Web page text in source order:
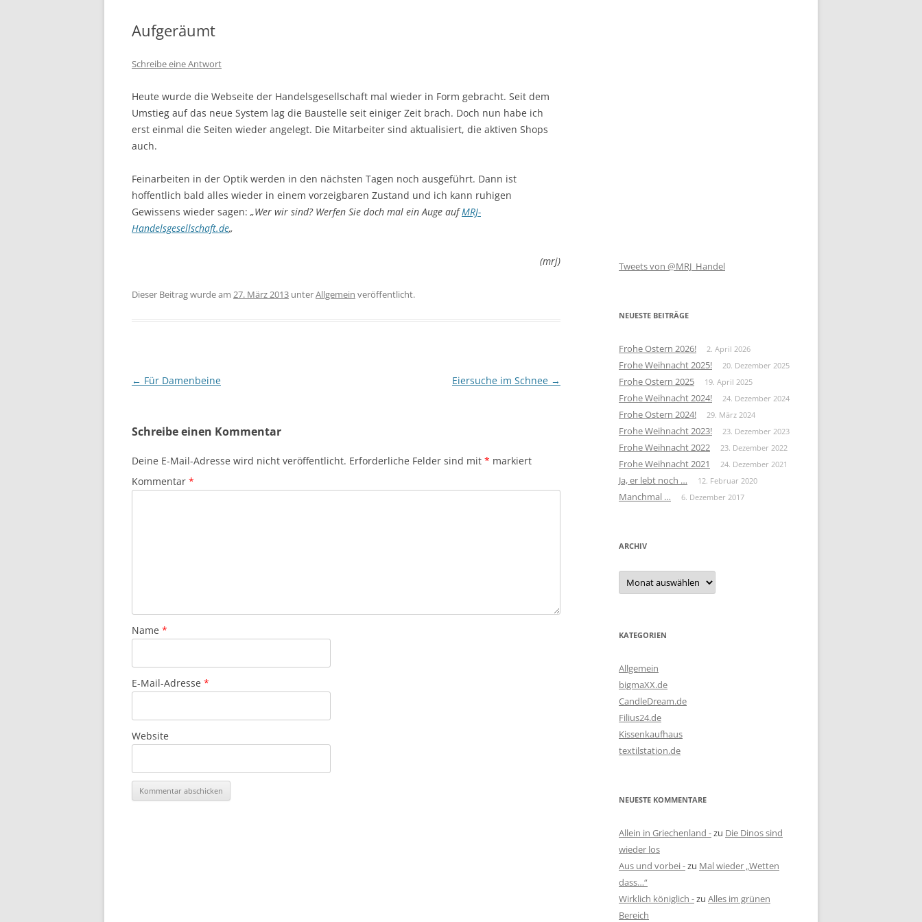
Aufgeräumt
Schreibe eine Antwort
Heute wurde die Webseite der Handelsgesellschaft mal wieder in Form gebracht. Seit dem
Umstieg auf das neue System lag die Baustelle seit einiger Zeit brach. Doch nun habe ich
erst einmal die Seiten wieder angelegt. Die Mitarbeiter sind aktualisiert, die aktiven Shops
auch.
Feinarbeiten in der Optik werden in den nächsten Tagen noch ausgeführt. Dann ist
hoffentlich bald alles wieder in einem vorzeigbaren Zustand und ich kann ruhigen
Gewissens wieder sagen: „Wer wir sind? Werfen Sie doch mal ein Auge aufMRJ-
Handelsgesellschaft.de„
(mrj)
Dieser Beitrag wurde am 27. März 2013 unterAllgemein veröffentlicht.
Beitragsnavigation
← Für Damenbeine Eiersuche im Schnee →
Schreibe einen Kommentar
Deine E-Mail-Adresse wird nicht veröffentlicht. Erforderliche Felder sind mit * markiert
Kommentar *
Name *
E-Mail-Adresse *
Website
Tweets von @MRJ_Handel
NEUESTE BEITRÄGE
Frohe Ostern 2026! 2. April 2026
Frohe Weihnacht 2025! 20. Dezember 2025
Frohe Ostern 2025 19. April 2025
Frohe Weihnacht 2024! 24. Dezember 2024
Frohe Ostern 2024! 29. März 2024
Frohe Weihnacht 2023! 23. Dezember 2023
Frohe Weihnacht 2022 23. Dezember 2022
Frohe Weihnacht 2021 24. Dezember 2021
Ja, er lebt noch … 12. Februar 2020
Manchmal … 6. Dezember 2017
ARCHIV
Archiv
KATEGORIEN
Allgemein
bigmaXX.de
CandleDream.de
Filius24.de
Kissenkaufhaus
textilstation.de
NEUESTE KOMMENTARE
Allein in Griechenland -zu Die Dinos sind
wieder los
Aus und vorbei -zu Mal wieder „Wetten
dass…“
Wirklich königlich -zu Alles im grünen
Bereich